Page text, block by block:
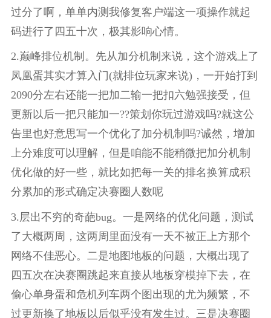
过分了啊，单单内测我修复客户端这一项操作就起
码进行了四五十次，极其影响心情。
2.巅峰排位机制。先从加分机制来说，这个游戏上了
凤凰蛋其实才算入门(就排位玩家来说)，一开始打到
2090分左右还能一把加二输一把扣六勉强接受，但
更新以后一把只能加一??策划你玩过游戏吗?就这公
告里也好意思写一个优化了加分机制吗?诚然，增加
上分难度可以理解，但是咱能不能稍微把加分机制
优化做的好一些，就比如把每一关的排名换算成积
分累加的形式确定决赛圈人数呢
3.层出不穷的奇葩bug。一是网络的优化问题，测试
了大概两周，这两周里面没有一天不被正上方那个
网络不佳恶心。二是地图地板的问题，大概出现了
四五次在决赛圈跳起来直接从地板穿模掉下去，在
偷心单身蛋和危机列车两个图出现的尤为频繁，不
过更新换了地板以后似乎没有发生过。三是决赛圈